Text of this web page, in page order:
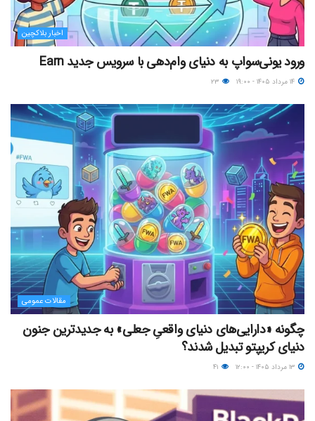
اخبار بلاکچین
ورود یونی‌سواپ به دنیای وام‌دهی با سرویس جدید Earn
مقالات عمومی
چگونه «دارایی‌های دنیای واقعیِ جعلی» به جدیدترین جنون
دنیای کریپتو تبدیل شدند؟